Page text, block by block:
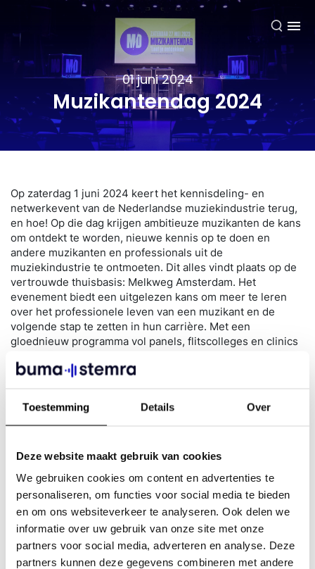
Toestemming Details Over
Deze website maakt gebruik van cookies
We gebruiken cookies om content en advertenties te
personaliseren, om functies voor social media te bieden
en om ons websiteverkeer te analyseren. Ook delen we
informatie over uw gebruik van onze site met onze
partners voor social media, adverteren en analyse. Deze
partners kunnen deze gegevens combineren met andere
NL
Muzikantendag 2024
01 juni 2024
Op zaterdag 1 juni 2024 keert het kennisdeling- en
netwerkevent van de Nederlandse muziekindustrie terug,
en hoe! Op die dag krijgen ambitieuze muzikanten de kans
om ontdekt te worden, nieuwe kennis op te doen en
andere muzikanten en professionals uit de
muziekindustrie te ontmoeten. Dit alles vindt plaats op de
vertrouwde thuisbasis: Melkweg Amsterdam. Het
evenement biedt een uitgelezen kans om meer te leren
over het professionele leven van een muzikant en de
volgende stap te zetten in hun carrière. Met een
gloednieuw programma vol panels, flitscolleges en clinics
Speciaal voor leden van BumaStemra zijn er gratis tickets
verkrijgbaar voor Muzikantendag 2024. Vul het formulier
hieronder in om je aan te melden. Dit kan tot en met 24
mei. Je hoeft verder niks te doen, je ticket wordt in de
aanloop naar het evenement (uiterlijk een week
voorafgaand) naar je e-mailadres verstuurd door Stichting
Grap.